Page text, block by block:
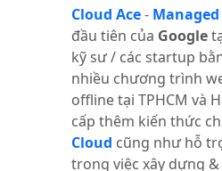
Cloud Ace-
đầu tiên của Google
kỹ sư / các startup
nhiều chương trình
offline tại TPHCM và
cấp thêm kiến thức
Cloud cũng như hỗ
trong việc xây dựng